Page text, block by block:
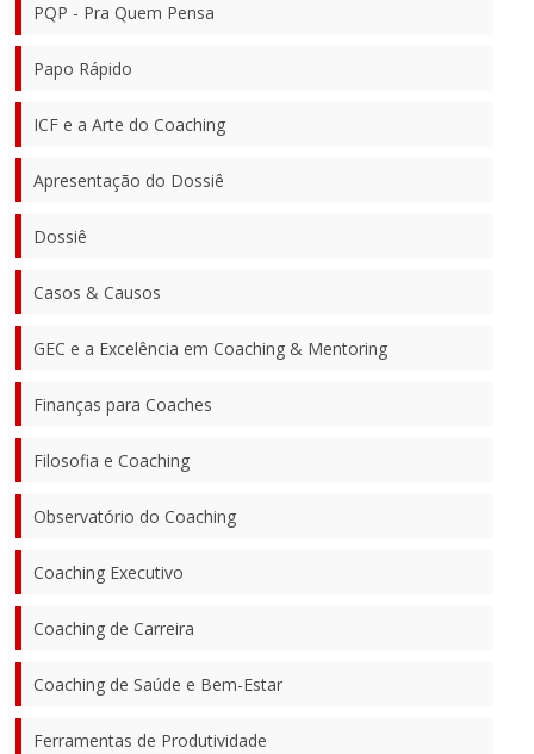
PQP - Pra Quem Pensa
Papo Rápido
ICF e a Arte do Coaching
Apresentação do Dossiê
Dossiê
Casos & Causos
GEC e a Excelência em Coaching & Mentoring
Finanças para Coaches
Filosofia e Coaching
Observatório do Coaching
Coaching Executivo
Coaching de Carreira
Coaching de Saúde e Bem-Estar
Ferramentas de Produtividade